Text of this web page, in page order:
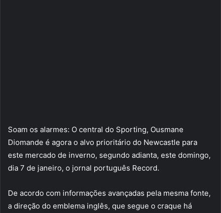
Soam os alarmes: O central do Sporting, Ousmane
Diomande é agora o alvo prioritário do Newcastle para
este mercado de inverno, segundo adianta, este domingo,
dia 7 de janeiro, o jornal português Record.
De acordo com informações avançadas pela mesma fonte,
a direção do emblema inglês, que segue o craque há